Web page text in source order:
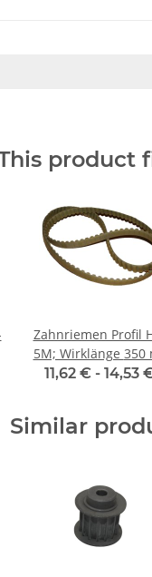
product
Zahnriemen Profil
5M; Wirklänge 350 mm,
Riemenbreite 15
11,62 € - 14,53
Similar